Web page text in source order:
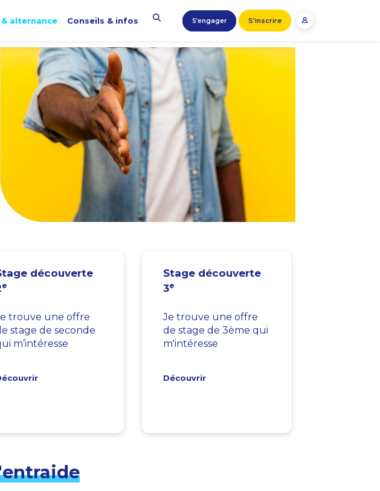
alternance Conseils & infos S’engager S'inscrire
découverte
e
trouve une offre
stage de seconde
m’intéresse
Stage découverte
3e
Je trouve une offre
de stage de 3ème qui
m'intéresse
Découvrir